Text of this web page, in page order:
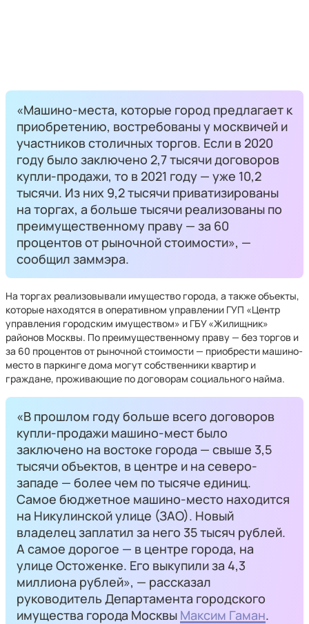
«Машино-места, которые город предлагает к
приобретению, востребованы у москвичей и
участников столичных торгов. Если в 2020
году было заключено 2,7 тысячи договоров
купли-продажи, то в 2021 году — уже 10,2
тысячи. Из них 9,2 тысячи приватизированы
на торгах, а больше тысячи реализованы по
преимущественному праву — за 60
процентов от рыночной стоимости», —
сообщил заммэра.
На торгах реализовывали имущество города, а также объекты,
которые находятся в оперативном управлении ГУП «Центр
управления городским имуществом» и ГБУ «Жилищник»
районов Москвы. По преимущественному праву — без торгов и
за 60 процентов от рыночной стоимости — приобрести машино-
место в паркинге дома могут собственники квартир и
граждане, проживающие по договорам социального найма.
«В прошлом году больше всего договоров
купли-продажи машино-мест было
заключено на востоке города — свыше 3,5
тысячи объектов, в центре и на северо-
западе — более чем по тысяче единиц.
Самое бюджетное машино-место находится
на Никулинской улице (ЗАО). Новый
владелец заплатил за него 35 тысяч рублей.
А самое дорогое — в центре города, на
улице Остоженке. Его выкупили за 4,3
миллиона рублей», — рассказал
руководитель Департамента городского
имущества города Москвы Максим Гаман.